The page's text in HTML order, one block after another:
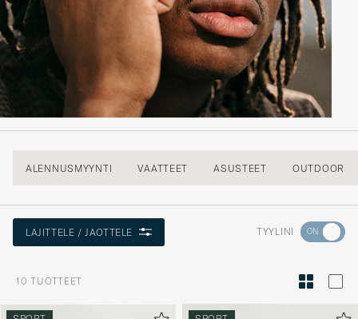
ALENNUSMYYNTI VAATTEET ASUSTEET OUTDOOR
LAJITTELE / JAOTTELE TYYLINI
Aktivoi
tyylini
10 TUOTTEET